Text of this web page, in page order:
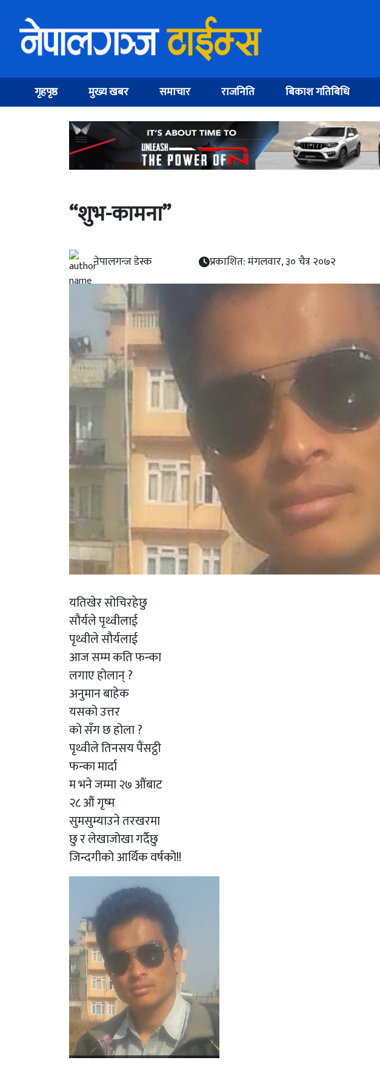
गृहपृष्ठ मुख्य खबर समाचार राजनिति बिकाश गतिबिधि
“शुभ-कामना”
नेपालगन्ज डेस्क प्रकाशित: मंगलवार, ३० चैत्र २०७२
यतिखेर सोचिरहेछु
सौर्यले पृथ्वीलाई
पृथ्वीले सौर्यलाई
आज सम्म कति फन्का
लगाए होलान् ?
अनुमान बाहेक
यसको उत्तर
को सँग छ होला ?
पृथ्वीले तिनसय पैंसट्ठी
फन्का मार्दा
म भने जम्मा २७ औंबाट
२८ औं गृष्म
सुमसुम्याउने तरखरमा
छु र लेखाजोखा गर्दैछु
जिन्दगीको आर्थिक वर्षको!!